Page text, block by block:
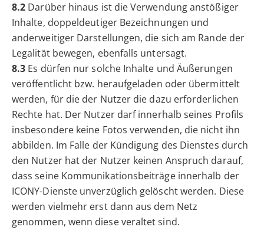
8.2 Darüber hinaus ist die Verwendung anstößiger
Inhalte, doppeldeutiger Bezeichnungen und
anderweitiger Darstellungen, die sich am Rande der
Legalität bewegen, ebenfalls untersagt.
8.3 Es dürfen nur solche Inhalte und Äußerungen
veröffentlicht bzw. heraufgeladen oder übermittelt
werden, für die der Nutzer die dazu erforderlichen
Rechte hat. Der Nutzer darf innerhalb seines Profils
insbesondere keine Fotos verwenden, die nicht ihn
abbilden. Im Falle der Kündigung des Dienstes durch
den Nutzer hat der Nutzer keinen Anspruch darauf,
dass seine Kommunikationsbeiträge innerhalb der
ICONY-Dienste unverzüglich gelöscht werden. Diese
werden vielmehr erst dann aus dem Netz
genommen, wenn diese veraltet sind.